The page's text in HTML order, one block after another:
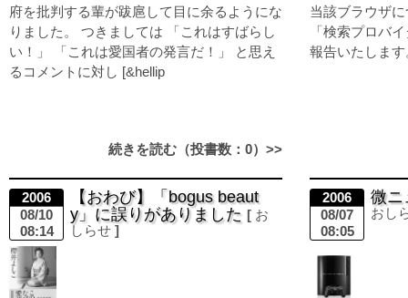
府を批判する輩が跋扈して目に余るようにな
りました。 つきましては 「これはすばらし
い！」 「これは愛国者の発言だ！」 と思え
るコメントに対し [&hellip
続きを読む（投書数：0）>>
当該ブラウザ
「検索プロバ
報告いたしま
2006
08/10
08:14
【おわび】「bogus beaut
y」に誤りがありました
お
しらせ
2006
08/07
08:05
微ニ
おし